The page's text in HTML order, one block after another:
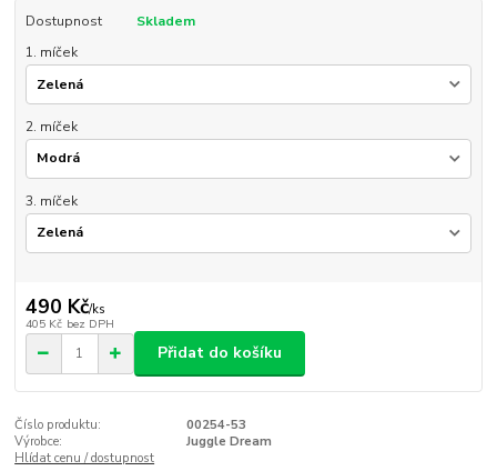
Dostupnost
Skladem
1. míček
2. míček
3. míček
490 Kč/ks
405 Kč bez DPH
Přidat do košíku
Číslo produktu:
00254-53
Výrobce:
Juggle Dream
Hlídat cenu / dostupnost